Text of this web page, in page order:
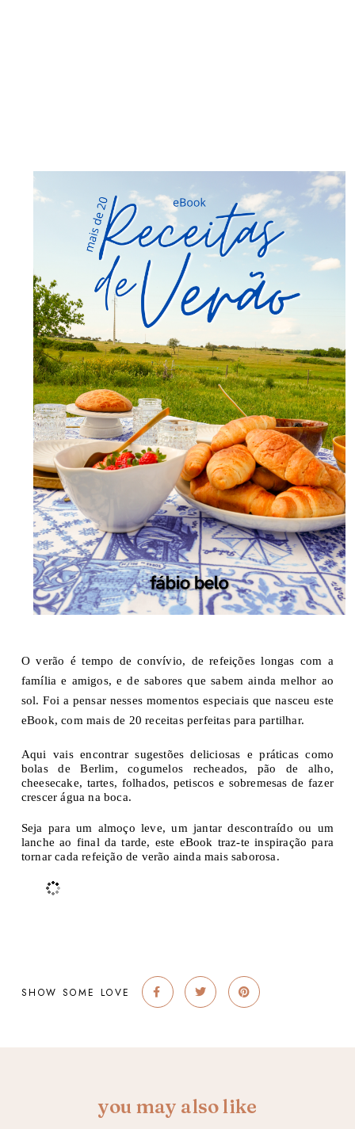
O verão é tempo de convívio, de refeições longas com a
família e amigos, e de sabores que sabem ainda melhor ao
sol. Foi a pensar nesses momentos especiais que nasceu este
eBook, com mais de 20 receitas perfeitas para partilhar.
Aqui vais encontrar sugestões deliciosas e práticas como
bolas de Berlim, cogumelos recheados, pão de alho,
cheesecake, tartes, folhados, petiscos e sobremesas de fazer
crescer água na boca.
Seja para um almoço leve, um jantar descontraído ou um
lanche ao final da tarde, este eBook traz-te inspiração para
tornar cada refeição de verão ainda mais saborosa.
SHOW SOME LOVE
you may also like